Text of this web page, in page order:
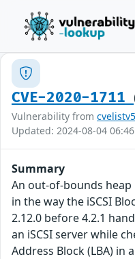
CVE-2020-1711
Vulnerability from cvelistv5
Updated: 2024-08-04 06:46
Summary
An out-of-bounds
in the way the iSCSI
2.12.0 before 4.2.1
an iSCSI server while
Address Block (LBA) in